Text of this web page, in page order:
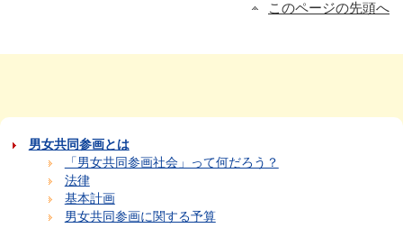
このページの先頭へ